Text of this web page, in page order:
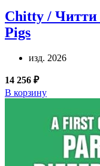
Chitty / Читти
Pigs
изд. 2026
14 256 ₽
В корзину